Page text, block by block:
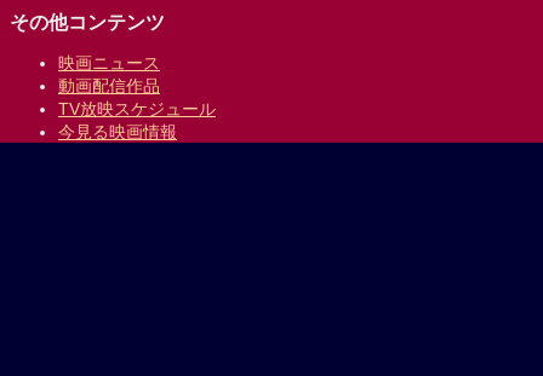
その他コンテンツ
映画ニュース
動画配信作品
TV放映スケジュール
今見る映画情報